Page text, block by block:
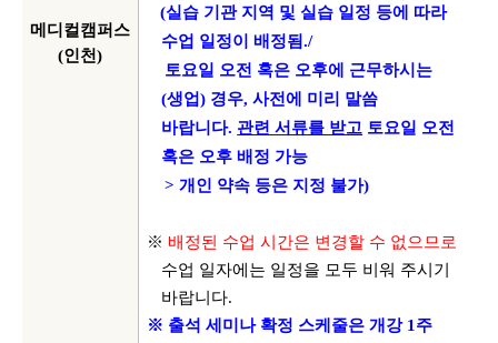
메디컬캠퍼스
(인천)
(실습 기관 지역 및 실습 일정 등에 따라
수업 일정이 배정됨./
토요일 오전 혹은 오후에 근무하시는
(생업) 경우,사전에 미리 말씀
바랍니다. 관련 서류를 받고 토요일 오전
혹은 오후 배정 가능
> 개인 약속 등은 지정 불가)
※ 배정된 수업 시간은 변경할 수 없으므로
수업 일자에는 일정을 모두 비워 주시기
바랍니다.
※ 출석 세미나 확정 스케줄은 개강1 주